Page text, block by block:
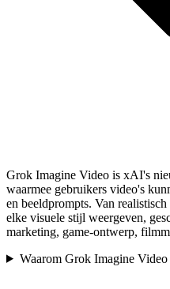
Grok Imagine Video is xAI's
waarmee gebruikers video's
en beeldprompts. Van
elke visuele stijl weergeven,
marketing, game-ontwerp,
Waarom Grok Imagine Video